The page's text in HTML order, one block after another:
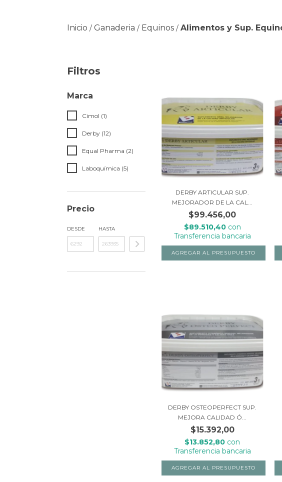
Inicio / Ganaderia / Equinos / Alimentos y Sup.
Filtros
Marca
Cimol (1)
Derby (12)
Equal Pharma (2)
Laboquímica (5)
Precio
DESDE HASTA
DERBY ARTICULAR SUP.
MEJORADOR DE LA CAL...
$99.456,00
$89.510,40 con
Transferencia bancaria
DERBY OSTEOPERFECT SUP.
MEJORA CALIDAD Ó...
$15.392,00
$13.852,80 con
Transferencia bancaria